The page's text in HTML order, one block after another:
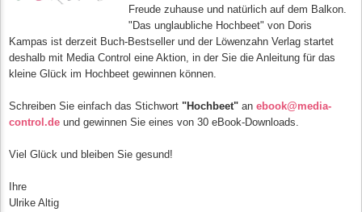
Freude zuhause und natürlich auf dem Balkon.
"Das unglaubliche Hochbeet" von Doris
Kampas ist derzeit Buch-Bestseller und der Löwenzahn Verlag startet
deshalb mit Media Control eine Aktion, in der Sie die Anleitung für das
kleine Glück im Hochbeet gewinnen können.
Schreiben Sie einfach das Stichwort "Hochbeet" an ebook@media-
control.de und gewinnen Sie eines von 30 eBook-Downloads.
Viel Glück und bleiben Sie gesund!
Ihre
Ulrike Altig